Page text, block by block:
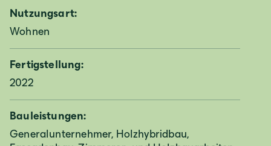
Nutzungsart:
Wohnen
Fertigstellung:
2022
Bauleistungen:
Generalunternehmer, Holzhybridbau,